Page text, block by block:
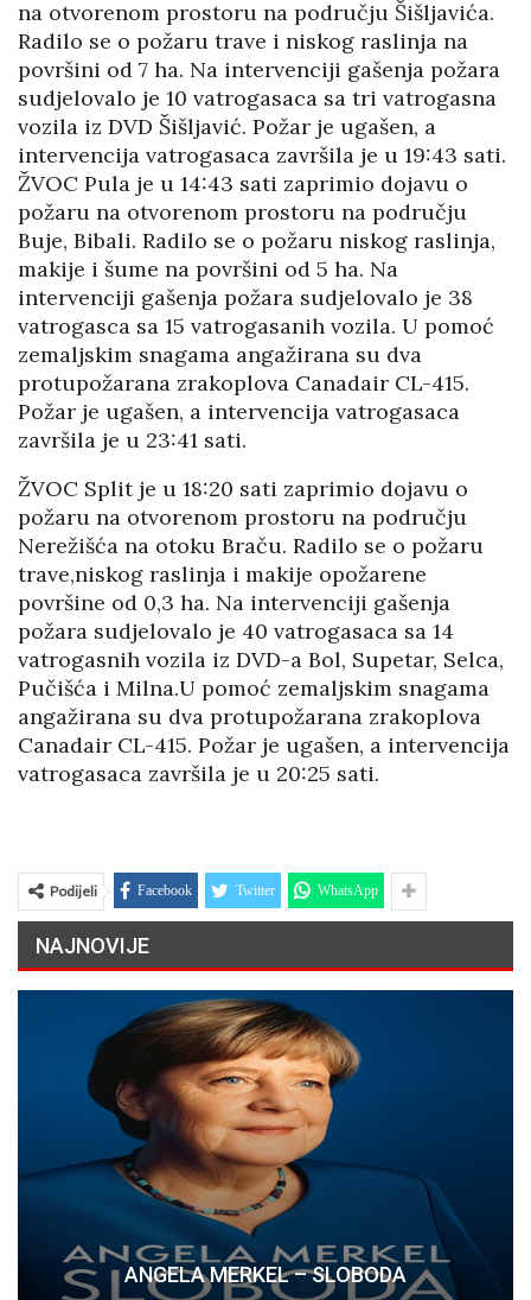
na otvorenom prostoru na području Šišljavića.
Radilo se o požaru trave i niskog raslinja na
površini od 7 ha. Na intervenciji gašenja požara
sudjelovalo je 10 vatrogasaca sa tri vatrogasna
vozila iz DVD Šišljavić. Požar je ugašen, a
intervencija vatrogasaca završila je u 19:43 sati.
ŽVOC Pula je u 14:43 sati zaprimio dojavu o
požaru na otvorenom prostoru na području
Buje, Bibali. Radilo se o požaru niskog raslinja,
makije i šume na površini od 5 ha. Na
intervenciji gašenja požara sudjelovalo je 38
vatrogasca sa 15 vatrogasanih vozila. U pomoć
zemaljskim snagama angažirana su dva
protupožarana zrakoplova Canadair CL-415.
Požar je ugašen, a intervencija vatrogasaca
završila je u 23:41 sati.
ŽVOC Split je u 18:20 sati zaprimio dojavu o
požaru na otvorenom prostoru na području
Nerežišća na otoku Braču. Radilo se o požaru
trave,niskog raslinja i makije opožarene
površine od 0,3 ha. Na intervenciji gašenja
požara sudjelovalo je 40 vatrogasaca sa 14
vatrogasnih vozila iz DVD-a Bol, Supetar, Selca,
Pučišća i Milna.U pomoć zemaljskim snagama
angažirana su dva protupožarana zrakoplova
Canadair CL-415. Požar je ugašen, a intervencija
vatrogasaca završila je u 20:25 sati.
Podijeli Facebook Twitter WhatsApp
NAJNOVIJE
ANGELA MERKEL – SLOBODA